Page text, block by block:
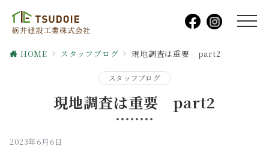
HOME スタッフブログ 現地調査は重要 part2
スタッフブログ
現地調査は重要 part2
2023年6月6日